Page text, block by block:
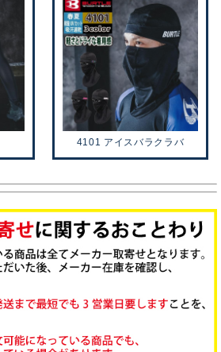
4101 アイスバラクラバ